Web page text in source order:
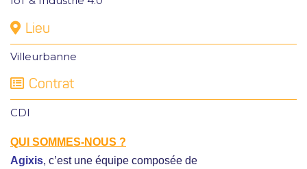
QUI SOMMES-NOUS ?
Agixis, c’est une équipe composée de
Lieu
Villeurbanne
Contrat
CDI